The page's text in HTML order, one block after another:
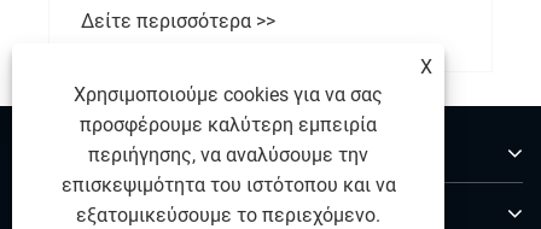
Δείτε περισσότερα >>
Σχετικά με εμάς
Προϊόντα
X
Χρησιμοποιούμε cookies για να σας
προσφέρουμε καλύτερη εμπειρία
περιήγησης, να αναλύσουμε την
επισκεψιμότητα του ιστότοπου και να
εξατομικεύσουμε το περιεχόμενο.